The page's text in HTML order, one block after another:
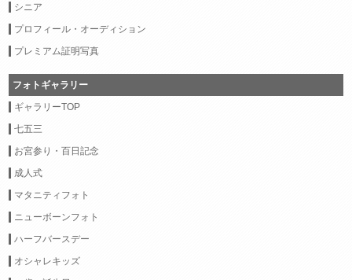
シニア
プロフィール・オーディション
プレミアム証明写真
フォトギャラリー
ギャラリーTOP
七五三
お宮参り・百日記念
成人式
マタニティフォト
ニューボーンフォト
ハーフバースデー
オシャレキッズ